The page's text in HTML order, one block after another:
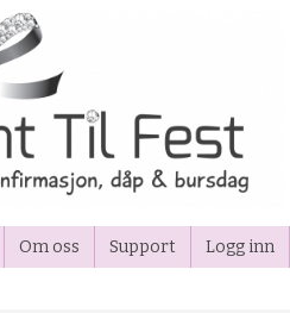
Om oss Support Logg inn